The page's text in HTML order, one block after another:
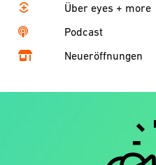
Über eyes + more
Podcast
Neueröffnungen